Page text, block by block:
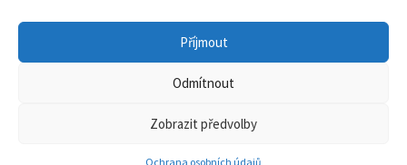
Příjmout
Odmítnout
Zobrazit předvolby
Ochrana osobních údajů